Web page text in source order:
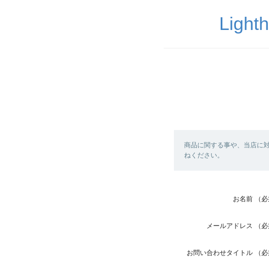
商品に関する事や、当店に
ねください。
お名前 （
メールアドレス （
お問い合わせタイトル （